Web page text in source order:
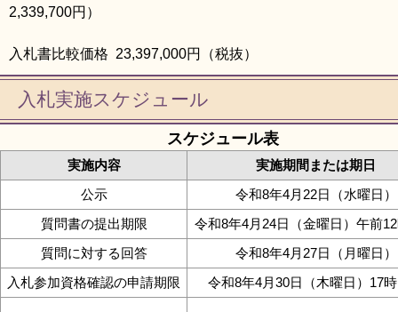
2,339,700円）
入札書比較価格 23,397,000円（税抜）
入札実施スケジュール
スケジュール表
実施内容
実施期間または期日
公示
令和8年4月22日（水曜日）
質問書の提出期限
令和8年4月24日（金曜日）午前
質問に対する回答
令和8年4月27日（月曜日）
入札参加資格確認の申請期限
令和8年4月30日（木曜日）17